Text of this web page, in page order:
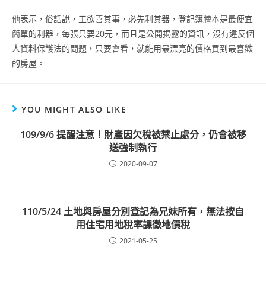
他表示，俗話說，工欲善其事，必先利其器，登記簿謄本是最便宜
簡單的利器，每張只要20元，而且是公開揭露的資訊，沒有違反個
人資料保護法的問題，只要會看，就能用最漂亮的價格買到最喜歡
的房屋。
YOU MIGHT ALSO LIKE
109/9/6 提醒注意！財產因欠稅被禁止處分，仍會被移
送強制執行
2020-09-07
110/5/24 土地與房屋分別登記為兄妹所有，無法按自
用住宅用地稅率課徵地價稅
2021-05-25